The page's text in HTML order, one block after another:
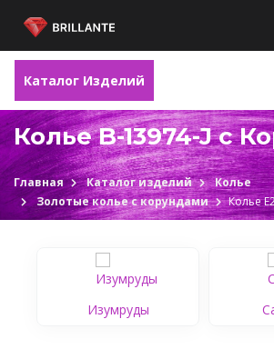
Каталог Изделий
Колье B-13974-J c
Главная Каталог изделий
Колье
Золотые колье с корундами
Колье
Изумруды